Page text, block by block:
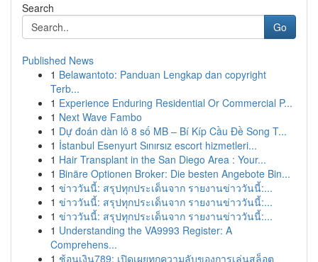
Search
Go
Published News
1 Belawantoto: Panduan Lengkap dan copyright
Terb...
1 Experience Enduring Residential Or Commercial P...
1 Next Wave Fambo
1 Dự đoán dàn lô 8 số MB – Bí Kíp Cầu Đề Song T...
1 İstanbul Esenyurt Sınırsız escort hizmetleri...
1 Hair Transplant in the San Diego Area : Your...
1 Binäre Optionen Broker: Die besten Angebote Bin...
1 ข่าววันนี้: สรุปทุกประเด็นจาก รายงานข่าววันนี้:...
1 ข่าววันนี้: สรุปทุกประเด็นจาก รายงานข่าววันนี้:...
1 ข่าววันนี้: สรุปทุกประเด็นจาก รายงานข่าววันนี้:...
1 Understanding the VA9993 Register: A
Comprehens...
1 ช้อนเงิน789: เปิดเผยทุกความลับของการเล่นสล็อต